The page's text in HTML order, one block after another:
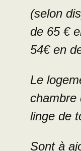
(selon
de 65 €
54€ en
Le
chambre
linge de
Sont à